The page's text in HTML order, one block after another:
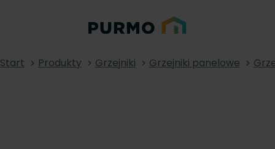
Start Produkty Grzejniki Grzejniki panelowe